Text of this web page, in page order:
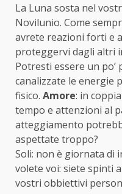
La Luna sosta nel
Novilunio. Come
avrete reazioni forti e
proteggervi dagli altri
Potresti essere un
canalizzate le energie
fisico. Amore: in
tempo e attenzioni al
atteggiamento
aspettate troppo?
Soli: non è giornata di
volete voi: siete spinti
vostri obbiettivi